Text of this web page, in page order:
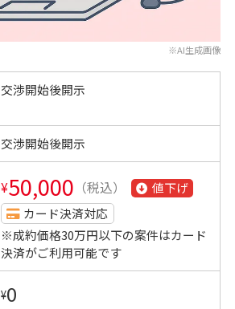
※AI生成画像
交渉開始後開示
交渉開始後開示
¥50,000 （税込）
値下げ
カード決済対応
※成約価格30万円以下の案件はカード
決済がご利用可能です
¥0